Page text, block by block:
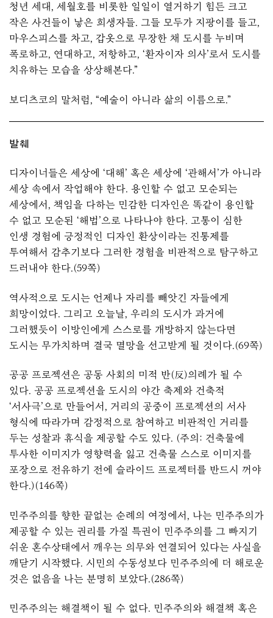
청년 세대, 세월호를 비롯한 일일이 열거하기 힘든 크고
작은 사건들이 낳은 희생자들. 그들 모두가 지팡이를 들고,
마우스피스를 차고, 갑옷으로 무장한 채 도시를 누비며
폭로하고, 연대하고, 저항하고, ‘환자이자 의사’로서 도시를
치유하는 모습을 상상해본다.”
보디츠코의 말처럼, “예술이 아니라 삶의 이름으로.”
발췌
디자이너들은 세상에 ‘대해’ 혹은 세상에 ‘관해서’가 아니라
세상 속에서 작업해야 한다. 용인할 수 없고 모순되는
세상에서, 책임을 다하는 민감한 디자인은 똑같이 용인할
수 없고 모순된 ‘해법’으로 나타나야 한다. 고통이 심한
인생 경험에 긍정적인 디자인 환상이라는 진통제를
투여해서 감추기보다 그러한 경험을 비판적으로 탐구하고
드러내야 한다.(59쪽)
역사적으로 도시는 언제나 자리를 빼앗긴 자들에게
희망이었다. 그리고 오늘날, 우리의 도시가 과거에
그러했듯이 이방인에게 스스로를 개방하지 않는다면
도시는 무가치하며 결국 멸망을 선고받게 될 것이다.(69쪽)
공공 프로젝션은 공동 사회의 미적 반(反)의례가 될 수
있다. 공공 프로젝션을 도시의 야간 축제와 건축적
‘서사극’으로 만들어서, 거리의 공중이 프로젝션의 서사
형식에 따라가며 감정적으로 참여하고 비판적인 거리를
두는 성찰과 휴식을 제공할 수도 있다. (주의: 건축물에
투사한 이미지가 영향력을 잃고 건축물 스스로 이미지를
포장으로 전유하기 전에 슬라이드 프로젝터를 반드시 꺼야
한다.)(146쪽)
민주주의를 향한 끝없는 순례의 여정에서, 나는 민주주의가
제공할 수 있는 권리를 가질 특권이 민주주의를 그 빠지기
쉬운 혼수상태에서 깨우는 의무와 연결되어 있다는 사실을
깨닫기 시작했다. 시민의 수동성보다 민주주의에 더 해로운
것은 없음을 나는 분명히 보았다.(286쪽)
민주주의는 해결책이 될 수 없다. 민주주의와 해결책 혹은